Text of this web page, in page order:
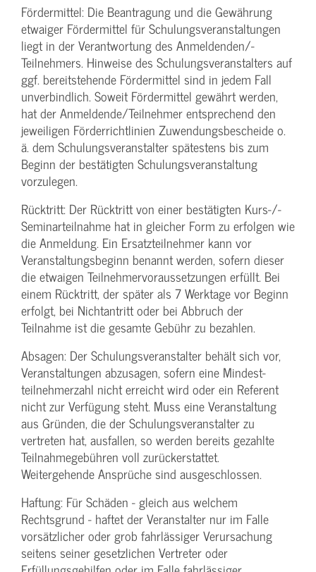
Fördermittel: Die Beantragung und die Gewährung
etwaiger Fördermittel für Schulungs­veranstaltungen
liegt in der Verantwortung des Anmeldenden/­
Teilnehmers. Hinweise des Schulungs­veranstalters auf
ggf. bereitstehende Fördermittel sind in jedem Fall
unverbindlich. Soweit Fördermittel gewährt werden,
hat der Anmeldende/­Teilnehmer entsprechend den
jeweiligen Förderrichtlinien Zuwendungs­bescheide o.
ä. dem Schulungs­veranstalter spätestens bis zum
Beginn der bestätigten Schulungs­veranstaltung
vorzulegen.
Rücktritt: Der Rücktritt von einer bestätigten Kurs-/­
Seminarteilnahme hat in gleicher Form zu erfolgen wie
die Anmeldung. Ein Ersatzteilnehmer kann vor
Veranstaltungs­beginn benannt werden, sofern dieser
die etwaigen Teilnehmer­voraussetzungen erfüllt. Bei
einem Rücktritt, der später als 7 Werktage vor Beginn
erfolgt, bei Nichtantritt oder bei Abbruch der
Teilnahme ist die gesamte Gebühr zu bezahlen.
Absagen: Der Schulungs­veranstalter behält sich vor,
Veranstaltungen abzusagen, sofern eine Mindest­
teilnehmerzahl nicht erreicht wird oder ein Referent
nicht zur Verfügung steht. Muss eine Veranstaltung
aus Gründen, die der Schulungs­veranstalter zu
vertreten hat, ausfallen, so werden bereits gezahlte
Teilnahme­gebühren voll zurückerstattet.
Weitergehende Ansprüche sind ausgeschlossen.
Haftung: Für Schäden - gleich aus welchem
Rechtsgrund - haftet der Veranstalter nur im Falle
vorsätzlicher oder grob fahrlässiger Verursachung
seitens seiner gesetzlichen Vertreter oder